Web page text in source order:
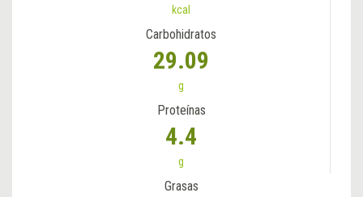
kcal
Carbohidratos
29.09
g
Proteínas
4.4
g
Grasas